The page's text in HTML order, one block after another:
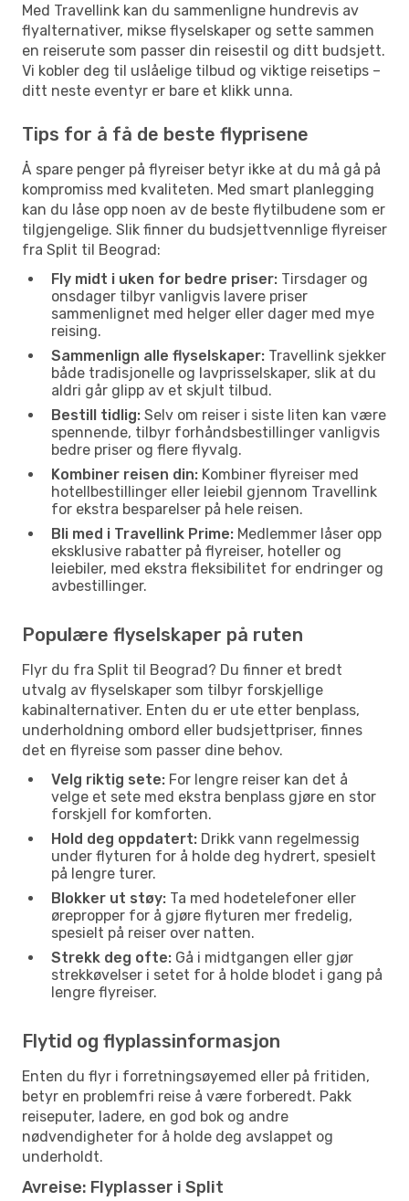
Med Travellink kan du sammenligne hundrevis av
flyalternativer, mikse flyselskaper og sette sammen
en reiserute som passer din reisestil og ditt budsjett.
Vi kobler deg til uslåelige tilbud og viktige reisetips –
ditt neste eventyr er bare et klikk unna.
Tips for å få de beste flyprisene
Å spare penger på flyreiser betyr ikke at du må gå på
kompromiss med kvaliteten. Med smart planlegging
kan du låse opp noen av de beste flytilbudene som er
tilgjengelige. Slik finner du budsjettvennlige flyreiser
fra Split til Beograd:
Fly midt i uken for bedre priser: Tirsdager og
onsdager tilbyr vanligvis lavere priser
sammenlignet med helger eller dager med mye
reising.
Sammenlign alle flyselskaper: Travellink sjekker
både tradisjonelle og lavprisselskaper, slik at du
aldri går glipp av et skjult tilbud.
Bestill tidlig: Selv om reiser i siste liten kan være
spennende, tilbyr forhåndsbestillinger vanligvis
bedre priser og flere flyvalg.
Kombiner reisen din: Kombiner flyreiser med
hotellbestillinger eller leiebil gjennom Travellink
for ekstra besparelser på hele reisen.
Bli med i Travellink Prime: Medlemmer låser opp
eksklusive rabatter på flyreiser, hoteller og
leiebiler, med ekstra fleksibilitet for endringer og
avbestillinger.
Populære flyselskaper på ruten
Flyr du fra Split til Beograd? Du finner et bredt
utvalg av flyselskaper som tilbyr forskjellige
kabinalternativer. Enten du er ute etter benplass,
underholdning ombord eller budsjettpriser, finnes
det en flyreise som passer dine behov.
Velg riktig sete: For lengre reiser kan det å
velge et sete med ekstra benplass gjøre en stor
forskjell for komforten.
Hold deg oppdatert: Drikk vann regelmessig
under flyturen for å holde deg hydrert, spesielt
på lengre turer.
Blokker ut støy: Ta med hodetelefoner eller
ørepropper for å gjøre flyturen mer fredelig,
spesielt på reiser over natten.
Strekk deg ofte: Gå i midtgangen eller gjør
strekkøvelser i setet for å holde blodet i gang på
lengre flyreiser.
Flytid og flyplassinformasjon
Enten du flyr i forretningsøyemed eller på fritiden,
betyr en problemfri reise å være forberedt. Pakk
reiseputer, ladere, en god bok og andre
nødvendigheter for å holde deg avslappet og
underholdt.
Avreise: Flyplasser i Split